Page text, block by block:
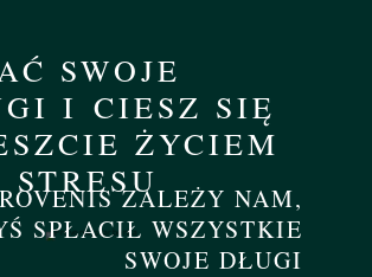
SWOJE
I CIESZ SIĘ
ŻYCIEM
STRESUZALEŻY NAM,
SPŁACIŁ WSZYSTKIE
SWOJE DŁUGI